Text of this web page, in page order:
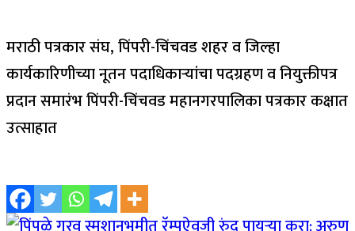
मराठी पत्रकार संघ, पिंपरी-चिंचवड शहर व जिल्हा
कार्यकारिणीच्या नूतन पदाधिकाऱ्यांचा पदग्रहण व नियुक्तीपत्र
प्रदान समारंभ पिंपरी-चिंचवड महानगरपालिका पत्रकार कक्षात
उत्साहात